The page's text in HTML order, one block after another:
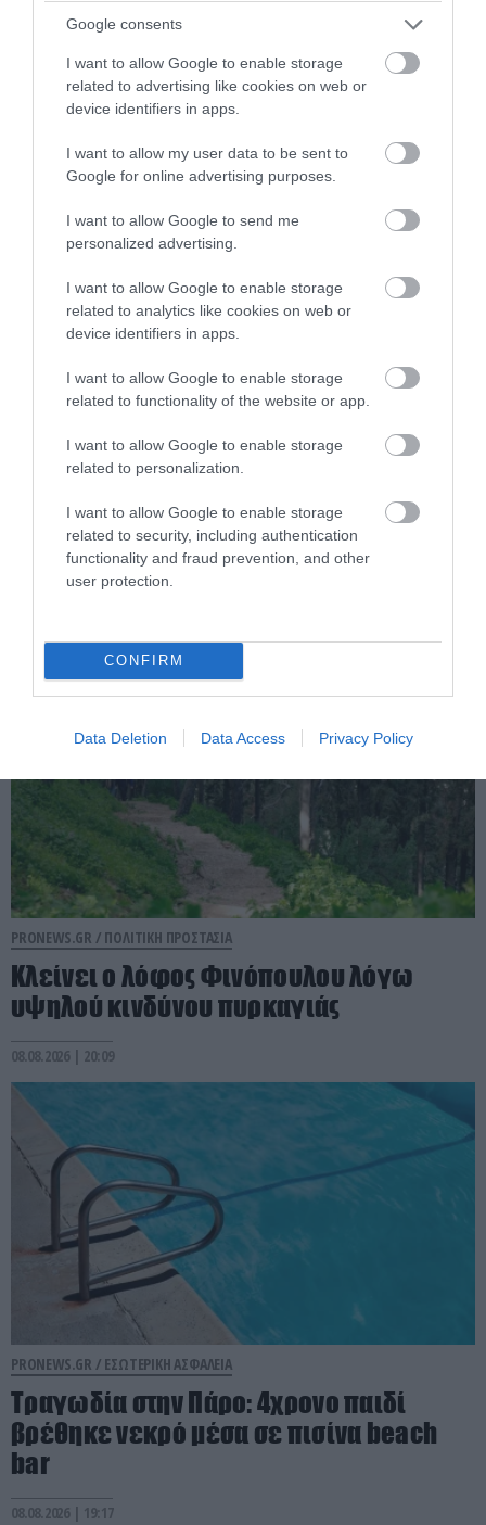
Google consents
I want to allow Google to enable storage
related to advertising like cookies on web or
device identifiers in apps.
I want to allow my user data to be sent to
Google for online advertising purposes.
I want to allow Google to send me
personalized advertising.
I want to allow Google to enable storage
related to analytics like cookies on web or
device identifiers in apps.
I want to allow Google to enable storage
related to functionality of the website or app.
I want to allow Google to enable storage
related to personalization.
I want to allow Google to enable storage
related to security, including authentication
functionality and fraud prevention, and other
user protection.
CONFIRM
Data Deletion Data Access Privacy Policy
PRONEWS.GR /ΕΣΩΤΕΡΙΚΗ ΑΣΦΑΛΕΙΑ
Ρέθυμνο: Πέντε συλλήψεις για τον
ξυλοδαρμό 51χρονου Βρετανού
08.08.2026 | 20:30
ΕΣΩΤΕΡΙΚΗ ΑΣΦΑΛΕΙΑ
Νάξος: Φωτιά στη Μικρή Βίγλα –
Επιχειρούν επίγειες και εναέριες
δυνάμεις
PRONEWS.GR / ΠΟΛΙΤΙΚΗ ΠΡΟΣΤΑΣΙΑ
Κλείνει ο λόφος Φινόπουλου λόγω
υψηλού κινδύνου πυρκαγιάς
08.08.2026 | 20:09
PRONEWS.GR / ΕΣΩΤΕΡΙΚΗ ΑΣΦΑΛΕΙΑ
Τραγωδία στην Πάρο: 4χρονο παιδί
βρέθηκε νεκρό μέσα σε πισίνα beach
bar
08.08.2026 | 19:17